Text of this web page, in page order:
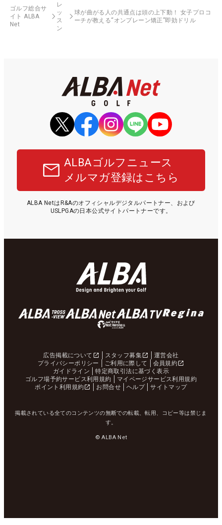
ゴルフ総合サ
イト ALBA
Net
レ
ッ
ス
ン
球が曲がる人の共通点は頭の上下動！ 女子プロコ
ーチが教える“オンプレーン矯正”即効ドリル
ALBAゴルフニュース
メルマガ登録はこちら
ALBA NetはR&Aのオフィシャルデジタルパートナー、および
USLPGAの日本公式サイトパートナーです。
広告掲載について スタッフ募集
運営会社
プライバシーポリシー
ご利用に際して
会員規約
ガイドライン
特定商取引法に基づく表示
ゴルフ場予約サービス利用規約
マイページサービス利用規約
ポイント利用規約
お問合せ ヘルプ サイトマップ
掲載されている全てのコンテンツの無断での転載、転用、コピー等は禁じま
す。
© ALBA Net